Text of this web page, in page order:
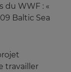
du WWF : «
Baltic Sea
travailler